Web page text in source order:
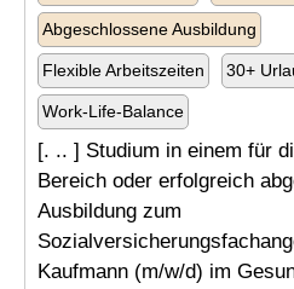
Abgeschlossene Ausbildung
Flexible Arbeitszeiten 30+
Work-Life-Balance
[. .. ] Studium in einem für
Bereich oder erfolgreich
Ausbildung zum
Kaufmann (m/w/d) im